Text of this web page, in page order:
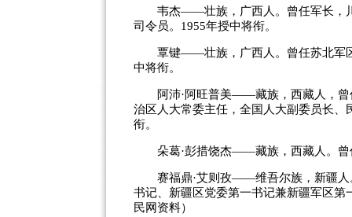
韦杰——壮族，广西人。曾任军长，川
司令员。1955年授中将衔。
覃键——壮族，广西人。曾任苏北军区
中将衔。
阿沛·阿旺普美——藏族，西藏人，曾
治区人大常委主任，全国人大副委员长
衔。
朵葛·彭措饶杰——藏族，西藏人。曾
赛福鼎·艾则孜——维吾尔族，新疆人
书记、新疆区党委第一书记兼新疆军区
民网资料）